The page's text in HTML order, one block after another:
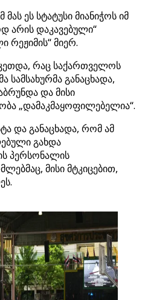
ეს სტატუსი მიანიჭოს იმ
არის დაკავებული“
მიერ.
რაც საქართველოს
სამსახურმა განაცხადა,
და მისი
„დამაკმაყოფილებელია“.
და განაცხადა, რომ ამ
გახდა
პერსონალის
მისი მტკიცებით,